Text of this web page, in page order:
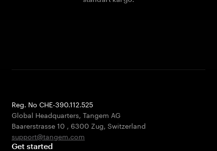
Reg. No CHE-390.112.525
Global Headquarters, Tangem AG
Baarerstrasse 10 , 6300 Zug, Switzerland
support@tangem.com
Get started